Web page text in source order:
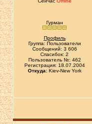
Гурман
Профиль
Группа: Пользователи
Сообщений: 3 606
Спасибок: 2
Пользователь №: 462
Регистрация: 18.07.2004
Откуда:Kiev-New York